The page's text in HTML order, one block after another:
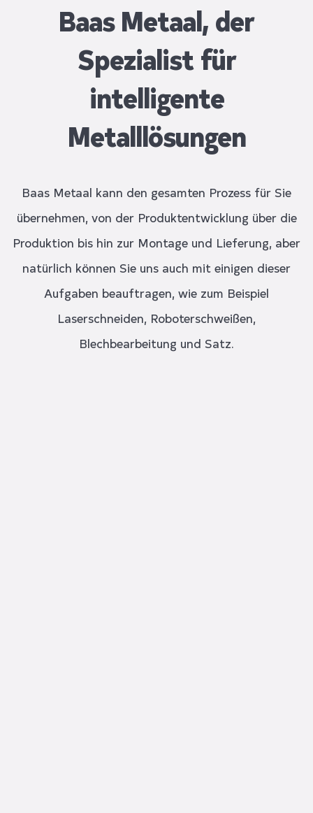
Baas Metaal, der
Spezialist für
intelligente
Metalllösungen
Baas Metaal kann den gesamten Prozess für Sie
übernehmen, von der Produktentwicklung über die
Produktion bis hin zur Montage und Lieferung, aber
natürlich können Sie uns auch mit einigen dieser
Aufgaben beauftragen, wie zum Beispiel
Laserschneiden, Roboterschweißen,
Blechbearbeitung und Satz.